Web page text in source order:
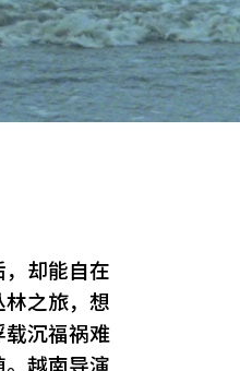
却能自在
之旅，想
载沉福祸难